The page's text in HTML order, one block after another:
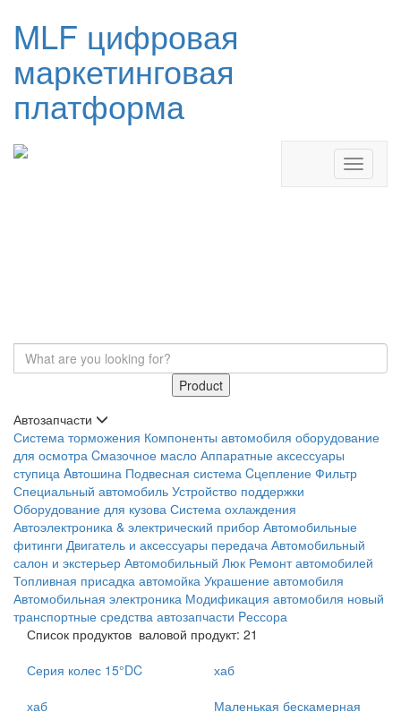
MLF цифровая
маркетинговая
платформа
Product
Автозапчасти
Система торможения Компоненты автомобиля оборудование
для осмотра Cмазочное масло Аппаратные аксессуары
ступица Aвтошина Подвесная система Cцепление Фильтр
Специальный автомобиль Устройство поддержки
Оборудование для кузова Система охлаждения
Автоэлектроника & электрический прибор Автомобильные
фитинги Двигатель и аксессуары передача Автомобильный
салон и экстерьер Автомобильный Люк Ремонт автомобилей
Топливная присадка автомойка Украшение автомобиля
Автомобильная электроника Модификация автомобиля новый
транспортные средства автозапчасти Pессора
Список продуктов валовой продукт: 21
Серия колес 15°DC
хаб
хаб
Маленькая бескамерная